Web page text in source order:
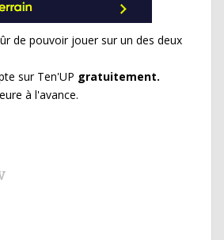
de pouvoir jouer sur un des deux
sur Ten'UP gratuitement.
à l'avance.